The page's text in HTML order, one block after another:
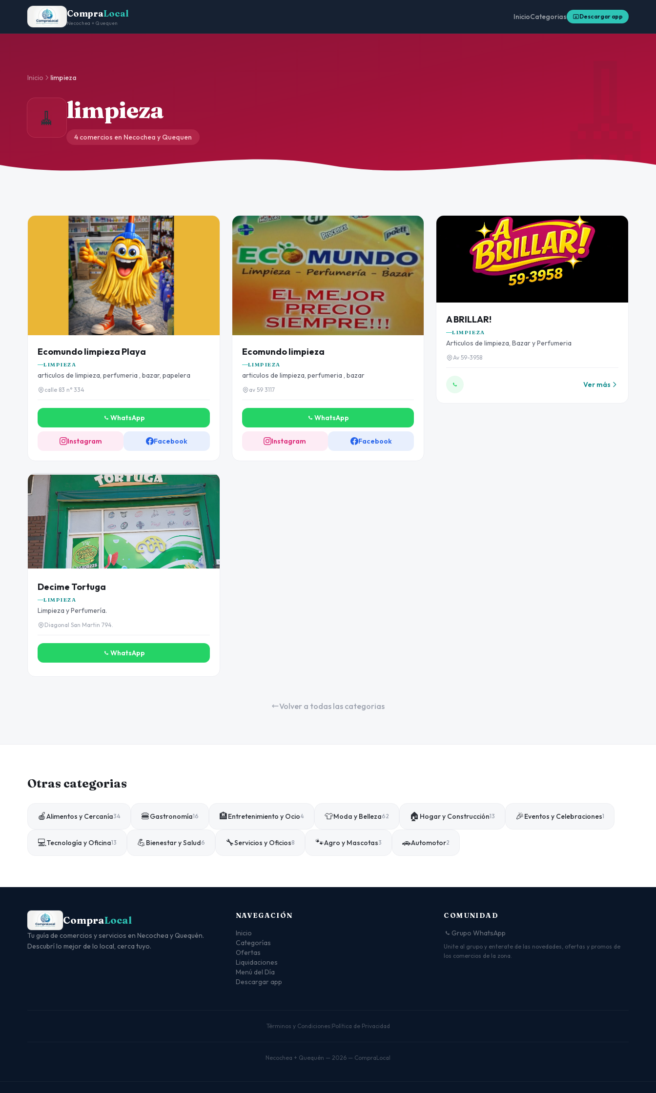
CompraLocal
Necochea + Quequen
InicioCategorias Descargar app
Inicio limpieza
🧹 limpieza
4 comercios en Necochea y Quequen
Ecomundo limpieza Playa
LIMPIEZA
articulos de limpieza, perfumeria , bazar, papelera
calle 83 n° 334
WhatsApp
Instagram Facebook
Ecomundo limpieza
LIMPIEZA
articulos de limpieza, perfumeria , bazar
av 59 3117
WhatsApp
Instagram Facebook
A BRILLAR!
LIMPIEZA
Articulos de limpieza, Bazar y Perfumeria
Av 59-3958
Ver más
Decime Tortuga
LIMPIEZA
Limpieza y Perfumería.
Diagonal San Martin 794.
WhatsApp
Volver a todas las categorias
Otras categorias
🍎Alimentos y Cercanía34 🍔Gastronomía16 🏨Entretenimiento y Ocio4 👕Moda y Belleza62 🏠 Hogar y Construcción13 🎉Eventos y Celebraciones1
💻Tecnología y Oficina13 💪Bienestar y Salud6 🔧Servicios y Oficios8 🐾Agro y Mascotas3 🚗Automotor2
CompraLocal
Tu guía de comercios y servicios en Necochea y Quequén.
Descubrí lo mejor de lo local, cerca tuyo.
NAVEGACIÓN
Inicio
Categorías
Ofertas
Liquidaciones
Menú del Día
Descargar app
COMUNIDAD
Grupo WhatsApp
Unite al grupo y enterate de las novedades, ofertas y promos de
los comercios de la zona.
Términos y Condiciones|Política de Privacidad
Necochea + Quequén — 2026 — CompraLocal